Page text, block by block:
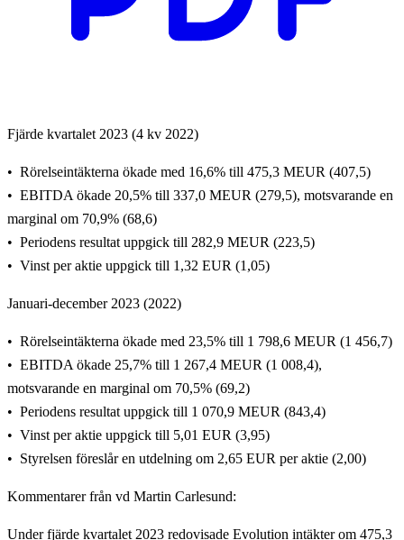
Fjärde kvartalet 2023 (4 kv 2022)
Rörelseintäkterna ökade med 16,6% till 475,3 MEUR (407,5)
EBITDA ökade 20,5% till 337,0 MEUR (279,5), motsvarande en
marginal om 70,9% (68,6)
Periodens resultat uppgick till 282,9 MEUR (223,5)
Vinst per aktie uppgick till 1,32 EUR (1,05)
Januari-december 2023 (2022)
Rörelseintäkterna ökade med 23,5% till 1 798,6 MEUR (1 456,7)
EBITDA ökade 25,7% till 1 267,4 MEUR (1 008,4),
motsvarande en marginal om 70,5% (69,2)
Periodens resultat uppgick till 1 070,9 MEUR (843,4)
Vinst per aktie uppgick till 5,01 EUR (3,95)
Styrelsen föreslår en utdelning om 2,65 EUR per aktie (2,00)
Kommentarer från vd Martin Carlesund:
Under fjärde kvartalet 2023 redovisade Evolution intäkter om 475,3